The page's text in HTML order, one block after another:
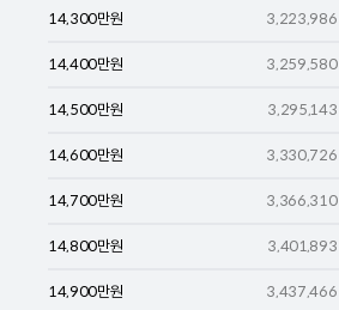
14,300만원 3,223,986
14,400만원 3,259,580
14,500만원 3,295,143
14,600만원 3,330,726
14,700만원 3,366,310
14,800만원 3,401,893
14,900만원 3,437,466